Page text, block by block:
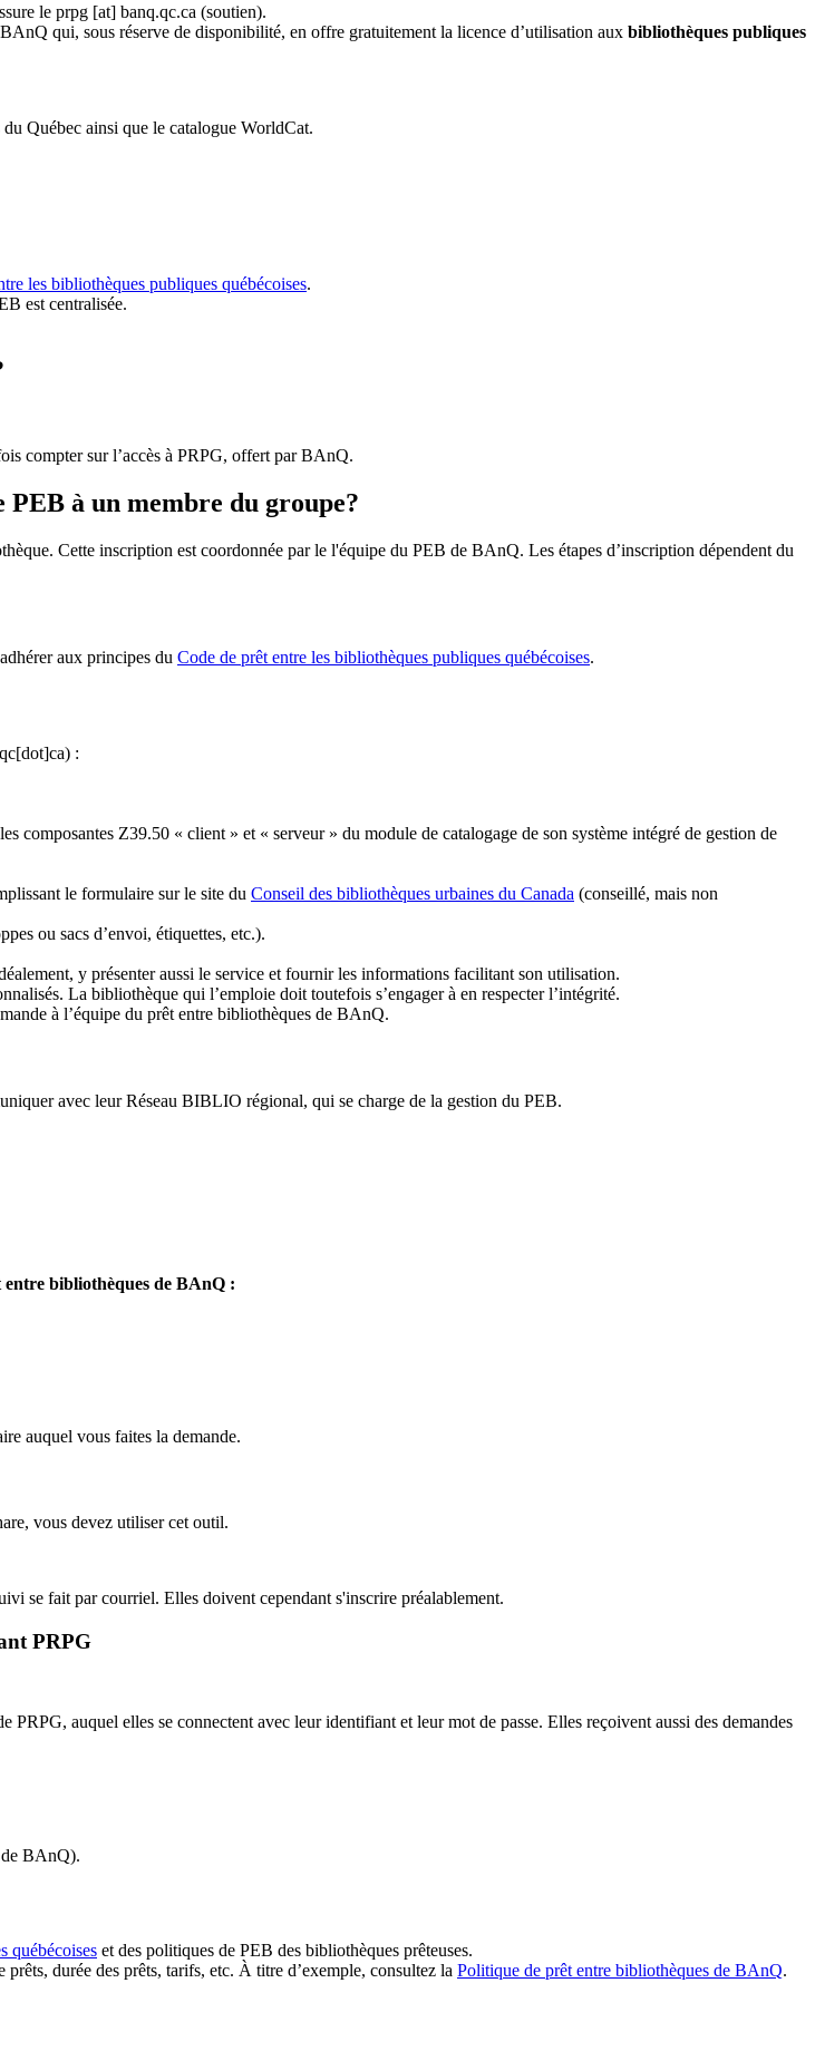
le prpg [at] banq.qc.ca (soutien).
qui, sous réserve de disponibilité, en offre gratuitement la licence d’utilisation aux bibliothèques publiques
Québec ainsi que le catalogue WorldCat.
les bibliothèques publiques québécoises.
est centralisée.
compter sur l’accès à PRPG, offert par BAnQ.
PEB à un membre du groupe?
Cette inscription est coordonnée par le l'équipe du PEB de BAnQ. Les étapes d’inscription dépendent du
aux principes du Code de prêt entre les bibliothèques publiques québécoises.
:
composantes Z39.50 « client » et « serveur » du module de catalogage de son système intégré de gestion de
le formulaire sur le site du Conseil des bibliothèques urbaines du Canada (conseillé, mais non
ou sacs d’envoi, étiquettes, etc.).
y présenter aussi le service et fournir les informations facilitant son utilisation.
La bibliothèque qui l’emploie doit toutefois s’engager à en respecter l’intégrité.
à l’équipe du prêt entre bibliothèques de BAnQ.
avec leur Réseau BIBLIO régional, qui se charge de la gestion du PEB.
entre bibliothèques de BAnQ :
auquel vous faites la demande.
vous devez utiliser cet outil.
se fait par courriel. Elles doivent cependant s'inscrire préalablement.
PRPG
auquel elles se connectent avec leur identifiant et leur mot de passe. Elles reçoivent aussi des demandes
de BAnQ).
québécoises et des politiques de PEB des bibliothèques prêteuses.
durée des prêts, tarifs, etc. À titre d’exemple, consultez la Politique de prêt entre bibliothèques de BAnQ.